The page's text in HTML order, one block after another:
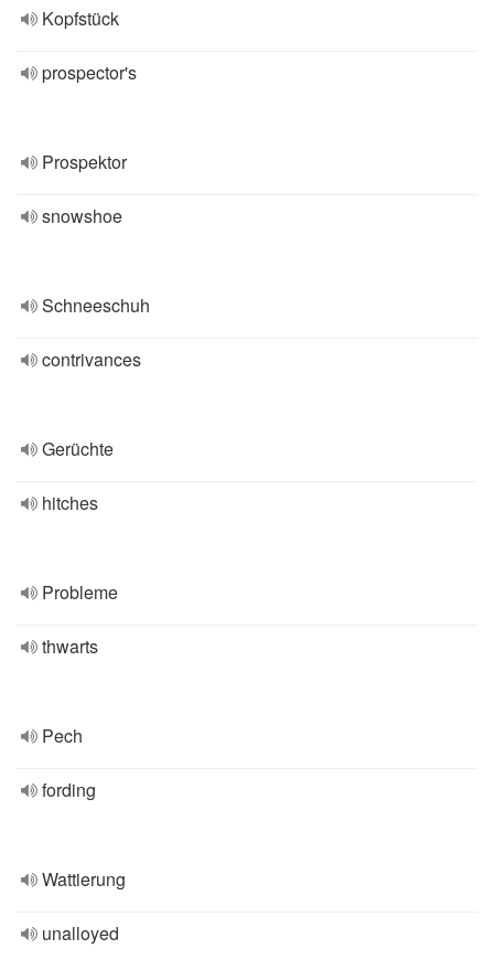
Kopfstück
prospector's
Prospektor
snowshoe
Schneeschuh
contrivances
Gerüchte
hitches
Probleme
thwarts
Pech
fording
Wattierung
unalloyed